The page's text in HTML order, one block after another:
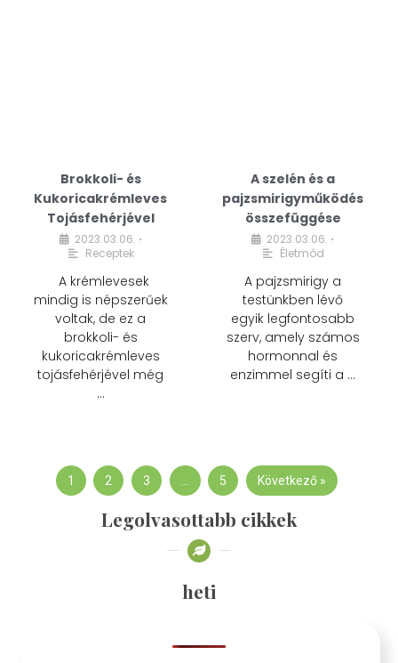
Brokkoli- és
Kukoricakrémleves
Tojásfehérjével
2023.03.06. •
Receptek
A krémlevesek
mindig is népszerűek
voltak, de ez a
brokkoli- és
kukoricakrémleves
tojásfehérjével még
…
A szelén és a
pajzsmirigyműködés
összefüggése
2023.03.06. •
Életmód
A pajzsmirigy a
testünkben lévő
egyik legfontosabb
szerv, amely számos
hormonnal és
enzimmel segíti a …
1 2 3 … 5 Következő »
Legolvasottabb cikkek
heti